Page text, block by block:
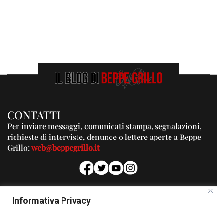
Informativa Privacy
CONTATTI
Per inviare messaggi, comunicati stampa, segnalazioni,
richieste di interviste, denunce o lettere aperte a Beppe
Grillo:web@beppegrillo.it
PUBBLICITA'